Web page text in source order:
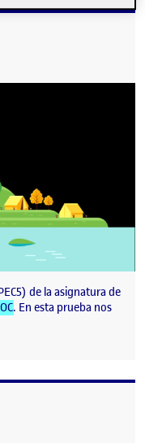
5:57 pm
de la asignatura de
. En esta prueba nos
10:12 pm